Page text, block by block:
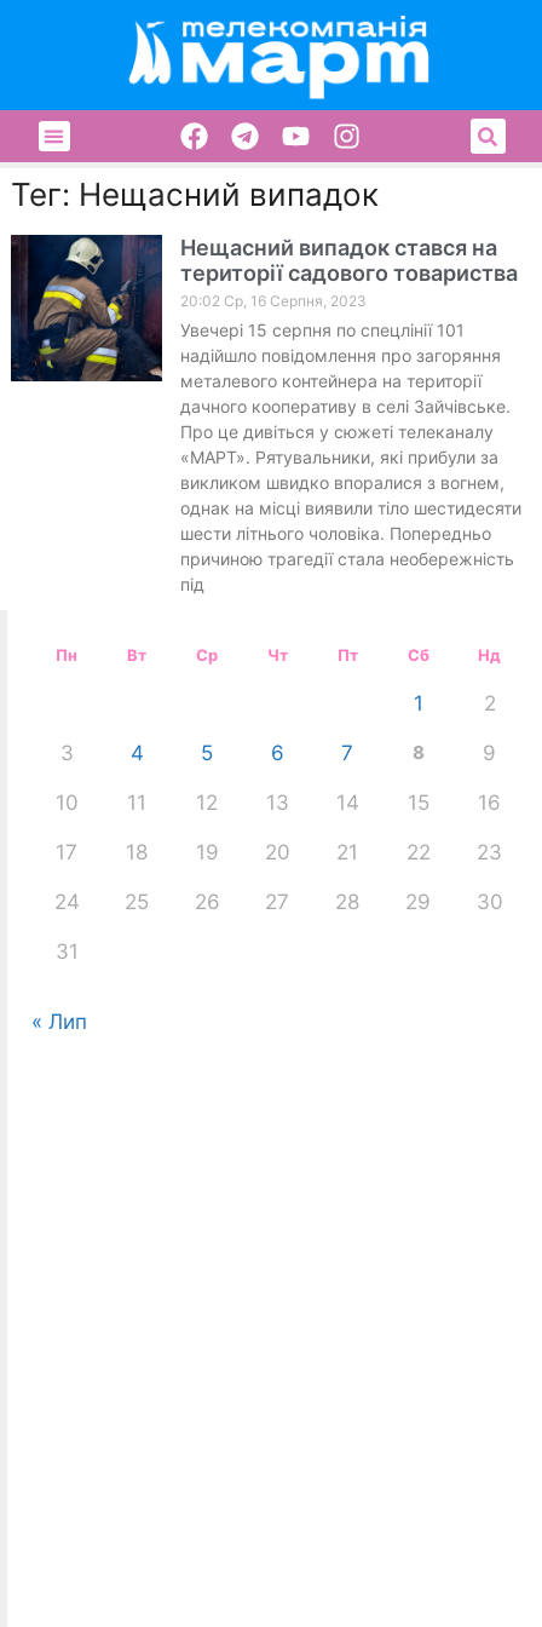
Тег: Нещасний випадок
Нещасний випадок стався на
території садового товариства
20:02 Ср, 16 Серпня, 2023
Увечері 15 серпня по спецлінії 101
надійшло повідомлення про загоряння
металевого контейнера на території
дачного кооперативу в селі Зайчівське.
Про це дивіться у сюжеті телеканалу
«МАРТ». Рятувальники, які прибули за
викликом швидко впоралися з вогнем,
однак на місці виявили тіло шестидесяти
шести літнього чоловіка. Попередньо
причиною трагедії стала необережність
під
Пн Вт Ср Чт Пт Сб Нд
1 2
3 4 5 6 7 8 9
10 11 12 13 14 15 16
17 18 19 20 21 22 23
24 25 26 27 28 29 30
31
« Лип